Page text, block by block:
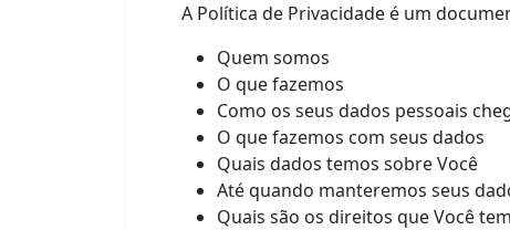
A Política de Privacidade é um
Quem somos
O que fazemos
Como os seus dados pessoais
O que fazemos com seus dados
Quais dados temos sobre Você
Até quando manteremos seus
Quais são os direitos que Você